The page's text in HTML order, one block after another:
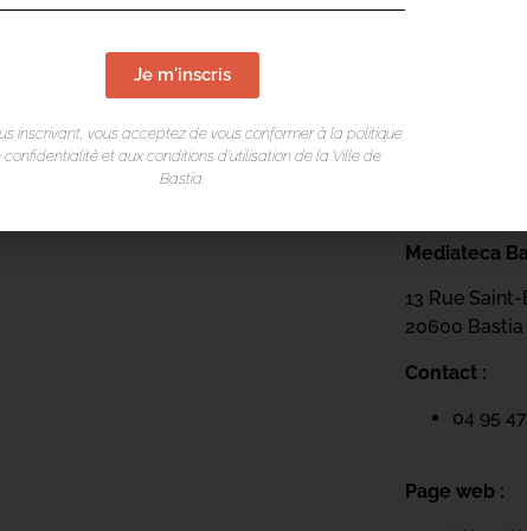
Mediateca
13 Rue
20600 Bastia
Contact :
04 95
Page web :
Je m'inscris
inscrivant, vous acceptez de vous conformer à la politique
confidentialité et aux conditions d’utilisation de la Ville de
Bastia.